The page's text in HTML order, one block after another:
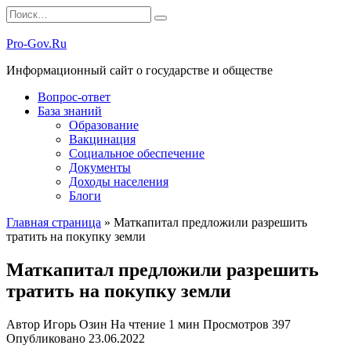
Перейти
к
содержанию
Search
for:
Pro-Gov.Ru
Информационный сайт о государстве и обществе
Вопрос-ответ
База знаний
Образование
Вакцинация
Социальное обеспечение
Документы
Доходы населения
Блоги
Главная страница » Маткапитал предложили разрешить
тратить на покупку земли
Маткапитал предложили разрешить
тратить на покупку земли
Автор Игорь Озин На чтение 1 мин Просмотров 397
Опубликовано 23.06.2022